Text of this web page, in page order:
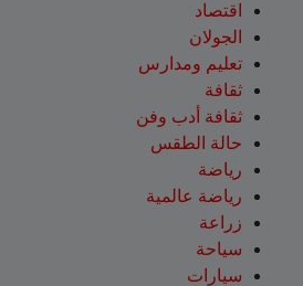
اقتصاد
الجولان
تعليم ومدارس
ثقافة
ثقافة أدب وفن
حالة الطقس
رياضة
رياضة عالمية
زراعة
سياحة
سيارات